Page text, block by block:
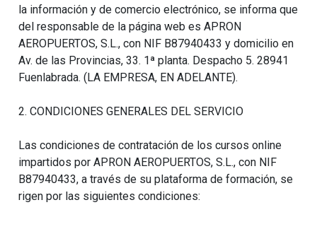
la información y de comercio electrónico, se informa que
del responsable de la página web es APRON
AEROPUERTOS, S.L., con NIF B87940433 y domicilio en
Av. de las Provincias, 33. 1ª planta. Despacho 5. 28941
Fuenlabrada. (LA EMPRESA, EN ADELANTE).
2. CONDICIONES GENERALES DEL SERVICIO
Las condiciones de contratación de los cursos online
impartidos por APRON AEROPUERTOS, S.L., con NIF
B87940433, a través de su plataforma de formación, se
rigen por las siguientes condiciones: